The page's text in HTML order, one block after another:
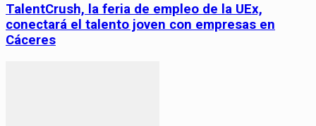
TalentCrush, la feria de empleo de la UEx,
conectará el talento joven con empresas en
Cáceres